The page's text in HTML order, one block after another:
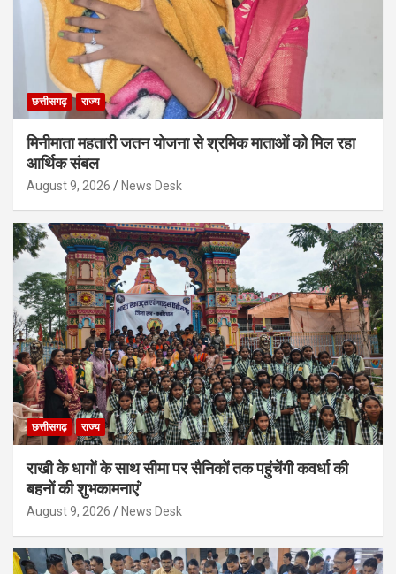
छत्तीसगढ़ राज्य
मिनीमाता महतारी जतन योजना से श्रमिक माताओं को मिल रहा
आर्थिक संबल
August 9, 2026 News Desk
छत्तीसगढ़ राज्य
राखी के धागों के साथ सीमा पर सैनिकों तक पहुंचेंगी कवर्धा की
बहनों की शुभकामनाएं’
August 9, 2026 News Desk